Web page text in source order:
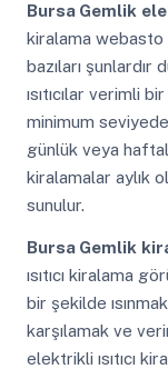
Bursa Gemlik
kiralama webasto
bazıları
ısıtıcılar verimli
minimum
günlük veya
kiralamalar aylık
sunulur.
Bursa Gemlik
ısıtıcı kiralama
bir şekilde
karşılamak ve
elektrikli ısıtıcı